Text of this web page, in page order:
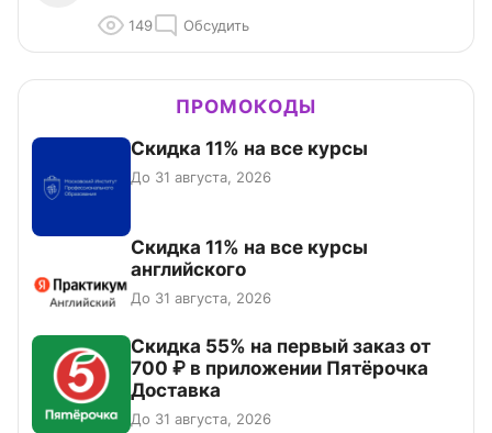
149 Обсудить
ПРОМОКОДЫ
Скидка 11% на все курсы
До 31 августа, 2026
Скидка 11% на все курсы
английского
До 31 августа, 2026
Скидка 55% на первый заказ от
700 ₽ в приложении Пятёрочка
Доставка
До 31 августа, 2026